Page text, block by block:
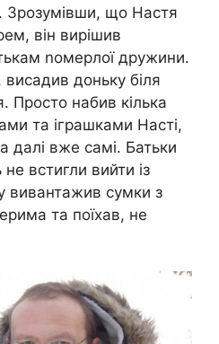
Зрозумівши, що Настя
він вирішив
nомерлої дружини.
доньку біля
Просто набив кілька
та іграшками Насті,
далі вже самі. Батьки
не встигли вийти із
вивантажив сумки з
та поїхав, не